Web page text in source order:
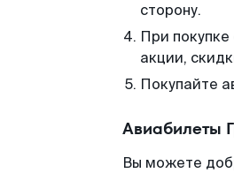
сторону.
При
акции,
Покупайте
Авиабилеты
Вы можете